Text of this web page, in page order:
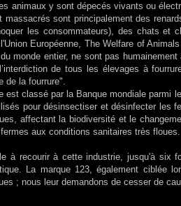
animaux y sont dépecés vivants ou
sont principalement des
les consommateurs), des chats et
Européenne, The Welfare of
monde entier, ne sont pas
de tous les élevages à
de la fourrure".
est classé par la Banque mondiale
pour désinsectiser et désinfecter les
affectant la biodiversité et le
aux conditions sanitaires très floues.
à recourir à cette industrie, jusqu'à six
La marque 123, également ciblée
; nous leur demandons de cesser de